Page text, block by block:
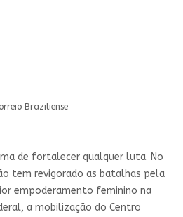
Braziliense
de fortalecer qualquer luta. No
tem revigorado as batalhas pela
empoderamento feminino na
a mobilização do Centro